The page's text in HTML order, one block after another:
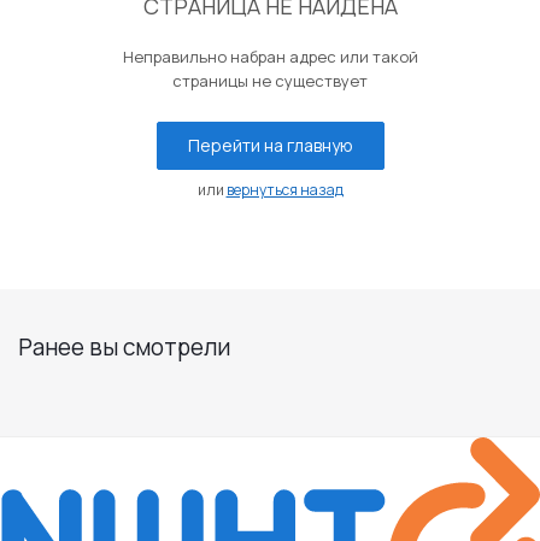
СТРАНИЦА НЕ НАЙДЕНА
Неправильно набран адрес или такой
страницы не существует
Перейти на главную
или вернуться назад
Ранее вы смотрели